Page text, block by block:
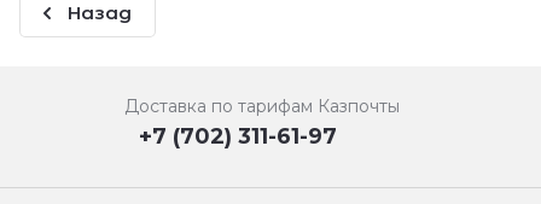
Назад
Доставка по тарифам Казпочты
+7 (702) 311-61-97